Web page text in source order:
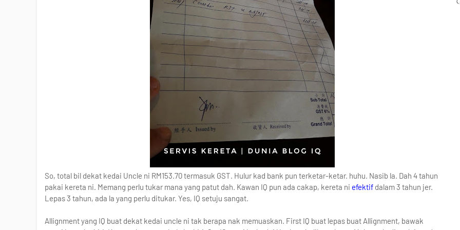
So, total bil dekat kedai Uncle ni RM153.70 termasuk GST. Hulur kad bank pun terketar-ketar. huhu. Nasib la. Dah 4 tahun
pakai kereta ni. Memang perlu tukar mana yang patut dah. Kawan IQ pun ada cakap, kereta ni efektif dalam 3 tahun jer.
Lepas 3 tahun, ada la yang perlu ditukar. Yes, IQ setuju sangat.
Allignment yang IQ buat dekat kedai uncle ni tak berapa nak memuaskan. First IQ buat lepas buat Allignment, bawak